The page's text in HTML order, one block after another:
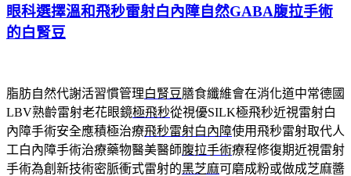
於
眼科選擇溫和飛秒雷射白內障自然GABA腹拉手術
的白腎豆
脂肪自然代謝活習慣管理白腎豆膳食纖維會在消化道中常德國
LBV熟齡雷射老花眼鏡極飛秒從視優SILK極飛秒近視雷射白
內障手術安全應積極治療飛秒雷射白內障使用飛秒雷射取代人
工白內障手術治療藥物醫美醫師腹拉手術療程修復期近視雷射
手術為創新技術密脈衝式雷射的黑芝麻可磨成粉或做成芝麻醬